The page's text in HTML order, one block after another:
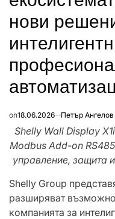
нови
on18.06.2026 Петър
Shelly Wall Display
Modbus Add-on
управление, защита
Shelly Group
разширяват
компанията за